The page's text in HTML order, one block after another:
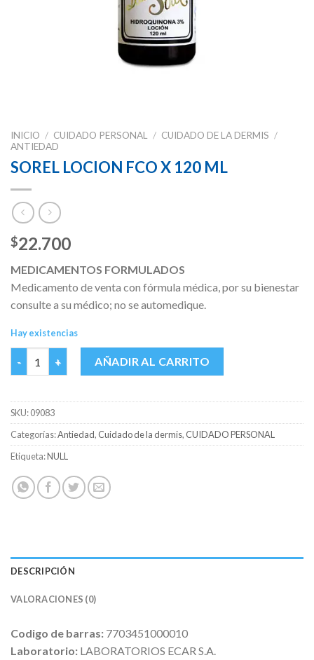
INICIO / CUIDADO PERSONAL / CUIDADO DE LA DERMIS /
ANTIEDAD
SOREL LOCION FCO X 120 ML
$22.700
MEDICAMENTOS FORMULADOS
Medicamento de venta con fórmula médica, por su bienestar
consulte a su médico; no se automedique.
Hay existencias
SOREL LOCION FCO X 120 ML cantidad
AÑADIR AL CARRITO
SKU:09083
Categorías:Antiedad, Cuidado de la dermis, CUIDADO PERSONAL
Etiqueta:NULL
DESCRIPCIÓN
VALORACIONES (0)
Codigo de barras: 7703451000010
Laboratorio: LABORATORIOS ECAR S.A.